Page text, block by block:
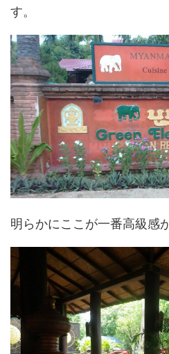
す。
明らかにここが一番高級感